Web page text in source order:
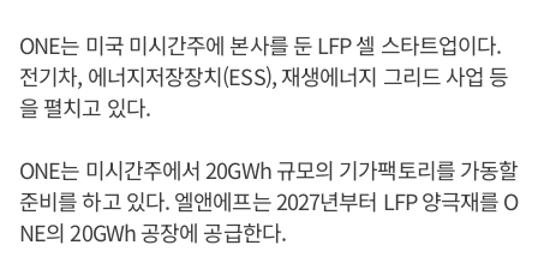
ONE는 미국 미시간주에 본사를 둔 LFP 셀 스타트업이다.
전기차, 에너지저장장치(ESS), 재생에너지 그리드 사업 등
을 펼치고 있다.
ONE는 미시간주에서 20GWh 규모의 기가팩토리를 가동할
준비를 하고 있다. 엘앤에프는 2027년부터 LFP 양극재를 O
NE의 20GWh 공장에 공급한다.